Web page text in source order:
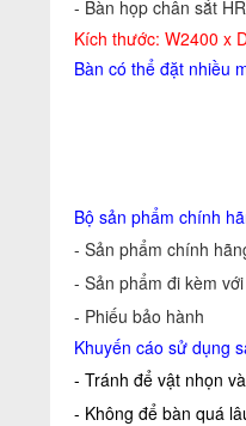
- Bàn họp chân sắt
Kích thước: W2400 x
Bàn có thể đặt nhiều
Bộ sản phẩm chính
- Sản phẩm chính
- Sản phẩm đi kèm
- Phiếu bảo hành
Khuyến cáo sử dụng
- Tránh để vật nhọn
- Không để bàn quá